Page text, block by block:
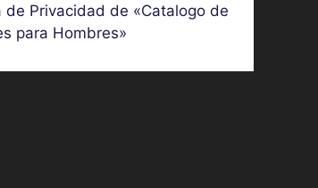
de Privacidad de «Catalogo de
para Hombres»